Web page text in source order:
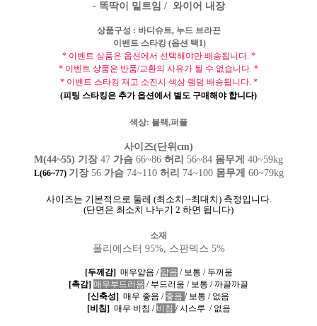
- 똑딱이 밑트임 / 와이어 내장
상품구성 : 바디슈트, 누드 브라끈
이벤트 스타킹 (옵션 택1)
* 이벤트 상품은 옵션에서 선택해야만 배송됩니다. *
* 이벤트 상품은 반품/교환의 사유가 될 수 없습니다. *
* 이벤트 스타킹 재고 소진시 색상 램덤 배송됩니다. *
(피팅 스타킹은 추가 옵션에서 별도 구매해야 합니다)
색상: 블랙,퍼플
사이즈(단위cm)
M(44~55) 기장 47 가슴 66~86 허리 56~84 몸무게 40~59kg
L(66~77) 기장 56 가슴 74~110허리 74~100 몸무게 60~79kg
사이즈는 기본적으로 둘레 (최소치 ~최대치) 측정입니다.
(단면은 최소치 나누기 2 하면 됩니다)
소재
폴리에스터 95%, 스판덱스 5%
[두께감] 매우얇음 / 얇음 / 보통 / 두꺼움
[촉감] 매우부드러움 / 부드러움 / 보통 /까끌까끌
[신축성] 매우 좋음 / 좋음 / 보통 / 없음
[비침] 매우 비침 / 비침 /시스루 / 없음